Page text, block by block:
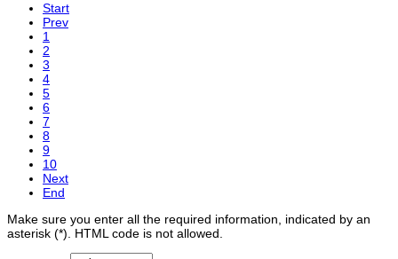
Start
Prev
1
2
3
4
5
6
7
8
9
10
Next
End
Make sure you enter all the required information, indicated by an
asterisk (*). HTML code is not allowed.